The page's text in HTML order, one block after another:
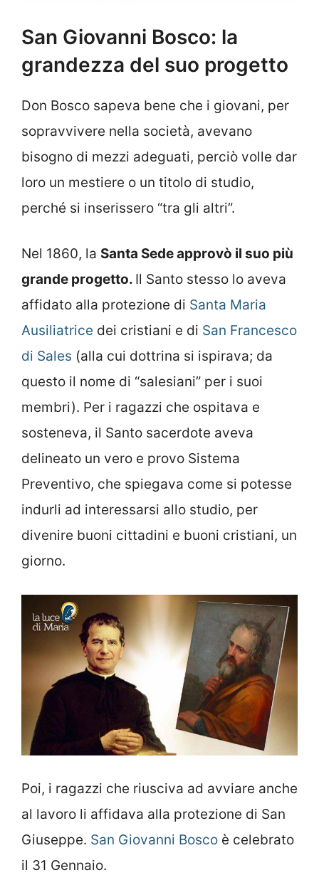
San Giovanni Bosco: la
grandezza del suo progetto
Don Bosco sapeva bene che i giovani, per
sopravvivere nella società, avevano
bisogno di mezzi adeguati, perciò volle dar
loro un mestiere o un titolo di studio,
perché si inserissero “tra gli altri”.
Nel 1860, la Santa Sede approvò il suo più
grande progetto. Il Santo stesso lo aveva
affidato alla protezione di Santa Maria
Ausiliatrice dei cristiani e di San Francesco
di Sales (alla cui dottrina si ispirava; da
questo il nome di “salesiani” per i suoi
membri). Per i ragazzi che ospitava e
sosteneva, il Santo sacerdote aveva
delineato un vero e provo Sistema
Preventivo, che spiegava come si potesse
indurli ad interessarsi allo studio, per
divenire buoni cittadini e buoni cristiani, un
giorno.
Poi, i ragazzi che riusciva ad avviare anche
al lavoro li affidava alla protezione di San
Giuseppe. San Giovanni Bosco è celebrato
il 31 Gennaio.